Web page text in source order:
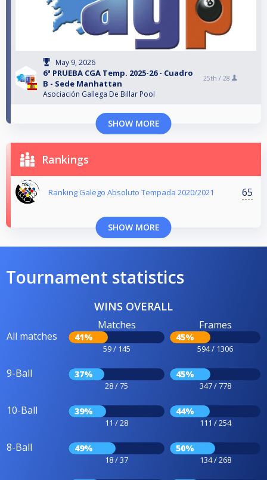
May 9, 2026
6ª PRUEBA CGA Temp. 2025-26 - Cuadro
B - Sede Manhattan
Asociación Gallega De Billar Pool
25th / 28
SHOW MORE
Rankings
Ranking Galego Absoluto Tempada 2020/2021 65
SHOW MORE
Tournament statistics
WINS OVERALL
All matches
Matches
41%
59 / 145
Frames
45%
594 / 1306
9-Ball 37%
28 / 75
45%
347 / 778
10-Ball 39%
11 / 28
44%
111 / 254
8-Ball 49%
18 / 37
50%
134 / 268